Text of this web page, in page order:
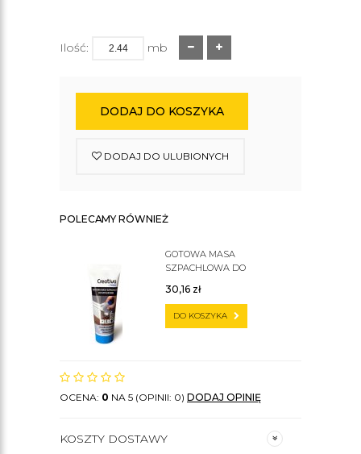
Ilość: mb
DODAJ DO KOSZYKA
DODAJ DO ULUBIONYCH
POLECAMY RÓWNIEŻ
GOTOWA MASA
SZPACHLOWA DO
30,16 zł
DO KOSZYKA
OCENA: 0 NA 5 (OPINII: 0) DODAJ OPINIĘ
KOSZTY DOSTAWY